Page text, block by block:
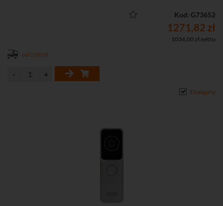
rozszerzeń dla stacji w trybie doorphone, 2 tys. użytkowników
• Obsługa zdalna za pomocą aplikacji Hik-Connect (wymagany
monitor wideodomofonowy)
Kod: G73652
1271,82 zł
1034,00 zł netto
od 0,00 zł
Dostępny